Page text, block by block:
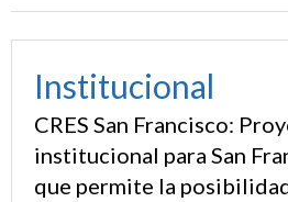
Institucional
CRES San Francisco:
institucional para San
que permite la